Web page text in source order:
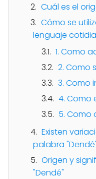
Cuál es el
Cómo se
lenguaje
1. Como
2. Como
3. Como
4. Como
5.
Existen
palabra
Origen y
"Dendé"